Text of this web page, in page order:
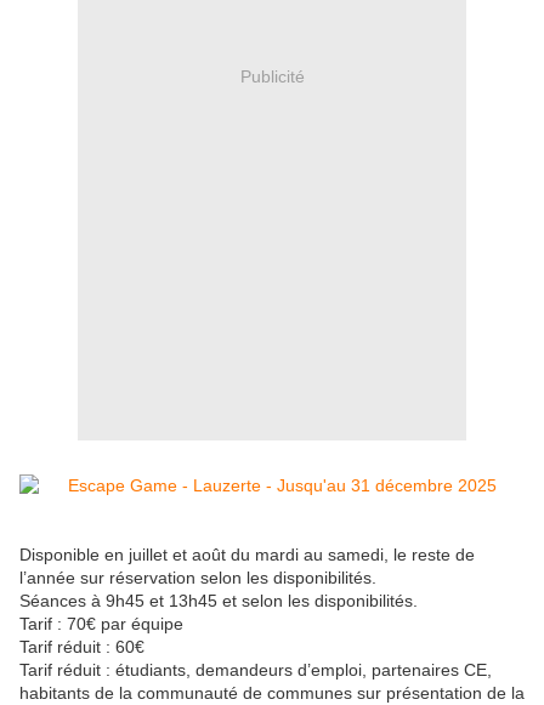
Publicité
Disponible en juillet et août du mardi au samedi, le reste de
l’année sur réservation selon les disponibilités.
Séances à 9h45 et 13h45 et selon les disponibilités.
Tarif : 70€ par équipe
Tarif réduit : 60€
Tarif réduit : étudiants, demandeurs d’emploi, partenaires CE,
habitants de la communauté de communes sur présentation de la